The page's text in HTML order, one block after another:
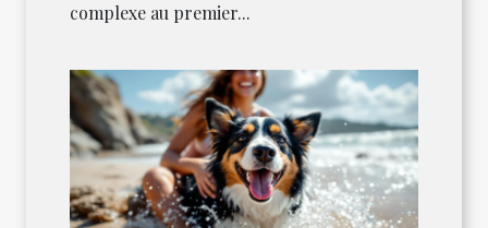
complexe au premier...